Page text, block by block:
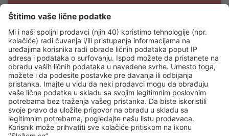
Žao nam je, ne možemo da prikažemo
rezultate
Pokušajte još jednom kad izaberete druge kriterijume